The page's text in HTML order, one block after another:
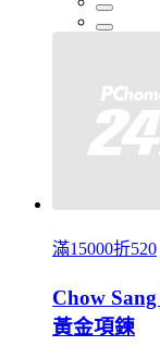
滿15000折520
Chow
黃金項鍊